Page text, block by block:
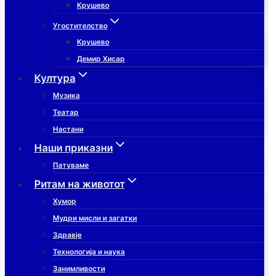
Крушево
Угостителство
Крушево
Демир Хисар
Култура
Музика
Театар
Настани
Наши приказни
Патуваме
Ритам на животот
Хумор
Мудри мисли и загатки
Здравје
Технологија и наука
Занимливости